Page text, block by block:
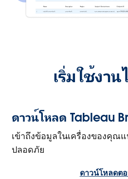
เริ่มใช้งาน
ดาวน์โหลด Tableau
เข้าถึงข้อมูลในเครื่องของคุณแ
ปลอดภัย
ดาวน์โหลดต